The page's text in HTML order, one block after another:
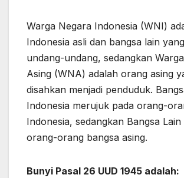
Warga Negara Indonesia (WNI)
Indonesia asli dan bangsa lain
undang-undang, sedangkan
Asing (WNA) adalah orang asing
disahkan menjadi penduduk.
Indonesia merujuk pada orang-
Indonesia, sedangkan Bangsa Lain
orang-orang bangsa asing.
Bunyi Pasal 26 UUD 1945 adalah: